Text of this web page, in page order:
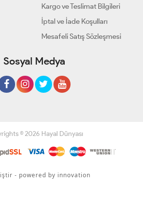
Kargo ve Teslimat Bilgileri
İptal ve İade Koşulları
Mesafeli Satış Sözleşmesi
Sosyal Medya
© 2026 Hayal Dünyası
- powered by innovation